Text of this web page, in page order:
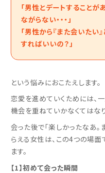
「男性とデートすることが
ながらない・・・」
「男性から『また会いたい
すればいいの？」
という悩みにおこたえします。
恋愛を進めていくためには、
機会を重ねていかなくてはな
会った後で「楽しかったなあ。
らえる女性は、この4つの場
ます。
【1】初めて会った瞬間